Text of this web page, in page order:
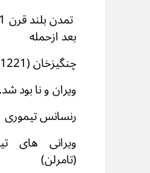
بعد ازحمله
چنگیزخان (1221-1222)
ويران و نا بود شد.
رنسانس تیموری
ویرانی های
(تامرلن)